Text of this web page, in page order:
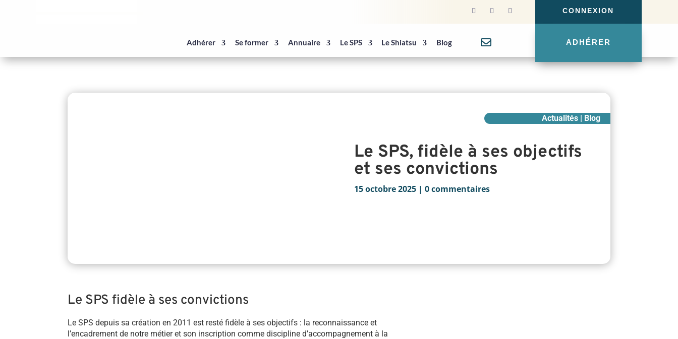
CONNEXION
Adhérer Se former Annuaire Le SPS Le Shiatsu Blog ADHÉRER
Actualités | Blog
Le SPS, fidèle à ses objectifs
et ses convictions
15 octobre 2025| 0 commentaires
Le SPS fidèle à ses convictions
Le SPS depuis sa création en 2011 est resté fidèle à ses objectifs : la reconnaissance et
l’encadrement de notre métier et son inscription comme discipline d’accompagnement à la